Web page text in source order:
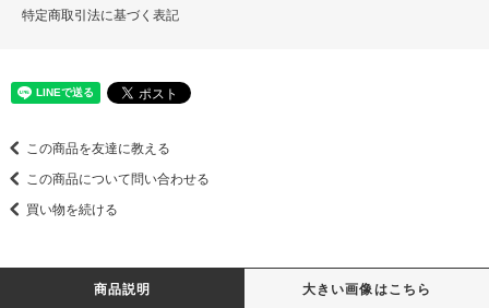
特定商取引法に基づく表記
この商品を友達に教える
この商品について問い合わせる
買い物を続ける
商品説明 大きい画像はこちら